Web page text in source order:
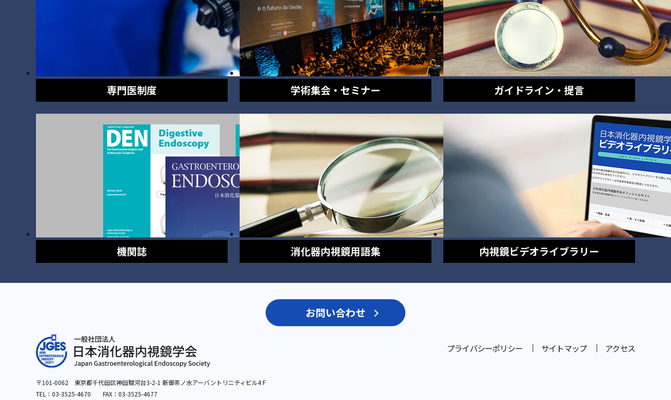
専門医制度 学術集会・セミナー ガイドライン・提言
機関誌 消化器内視鏡用語集 内視鏡ビデオライブラリー
お問い合わせ
〒101-0062 東京都千代田区神田駿河台3-2-1 新御茶ノ水アーバントリニティビル4Ｆ
TEL： 03-3525-4670 FAX：03-3525-4677
プライバシーポリシー サイトマップ アクセス